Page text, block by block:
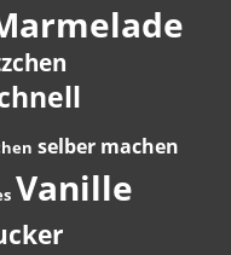
selber machen
Vanille